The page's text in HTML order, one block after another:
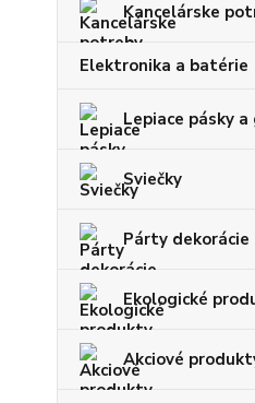
Kancelárske
Elektronika a batérie
Lepiace pásky a
Sviečky
Párty dekorácie
Ekologické
Akciové